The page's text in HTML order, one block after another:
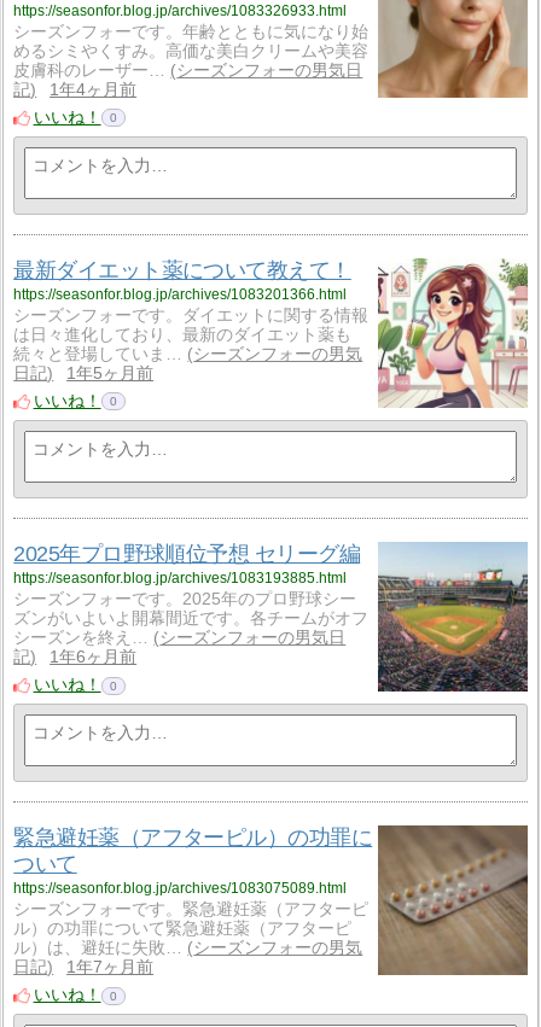
https://seasonfor.blog.jp/archives/1083326933.html
シーズンフォーです。年齢とともに気になり始
めるシミやくすみ。高価な美白クリームや美容
皮膚科のレーザー…
シーズンフォーの男気日
記
1年4ヶ月前
いいね！
0
最新ダイエット薬について教えて！
https://seasonfor.blog.jp/archives/1083201366.html
シーズンフォーです。ダイエットに関する情報
は日々進化しており、最新のダイエット薬も
続々と登場していま…
シーズンフォーの男気
日記
1年5ヶ月前
いいね！
0
2025年プロ野球順位予想 セリーグ編
https://seasonfor.blog.jp/archives/1083193885.html
シーズンフォーです。2025年のプロ野球シー
ズンがいよいよ開幕間近です。各チームがオフ
シーズンを終え…
シーズンフォーの男気日
記
1年6ヶ月前
いいね！
0
緊急避妊薬（アフターピル）の功罪に
ついて
https://seasonfor.blog.jp/archives/1083075089.html
シーズンフォーです。緊急避妊薬（アフターピ
ル）の功罪について緊急避妊薬（アフターピ
ル）は、避妊に失敗…
シーズンフォーの男気
日記
1年7ヶ月前
いいね！
0